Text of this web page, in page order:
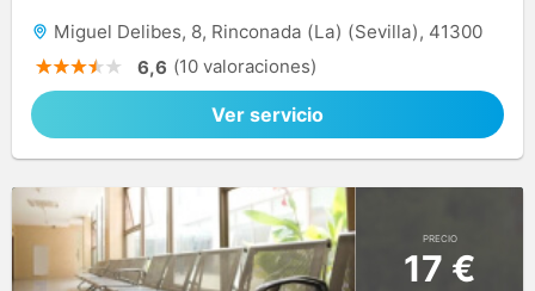
Miguel Delibes, 8, Rinconada (La) (Sevilla), 41300
6,6 (10 valoraciones)
Ver servicio
PRECIO
17 €